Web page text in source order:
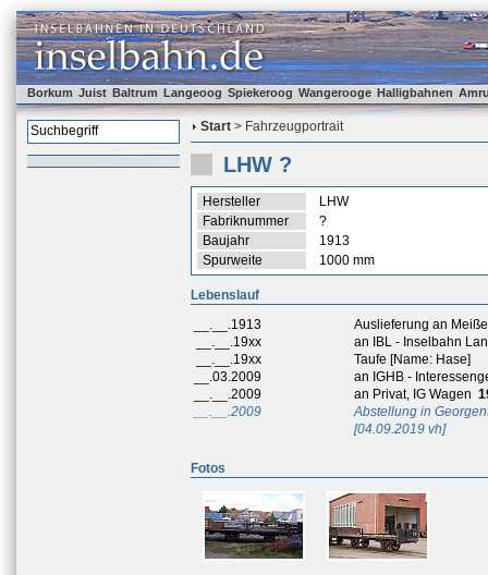
Borkum Juist Baltrum Langeoog Spiekeroog Wangerooge Halligbahnen
Start > Fahrzeugportrait
LHW ?
Hersteller
LHW
Fabriknummer
?
Baujahr
1913
Spurweite
1000 mm
Lebenslauf
__.__.1913
Auslieferung an
__.__.19xx
an IBL - Inselbahn
__.__.19xx
Taufe [Name: Hase]
__.03.2009
an IGHB -
__.__.2009
an Privat, IG Wagen
__.__.2009
Abstellung in
[04.09.2019 vh]
Fotos